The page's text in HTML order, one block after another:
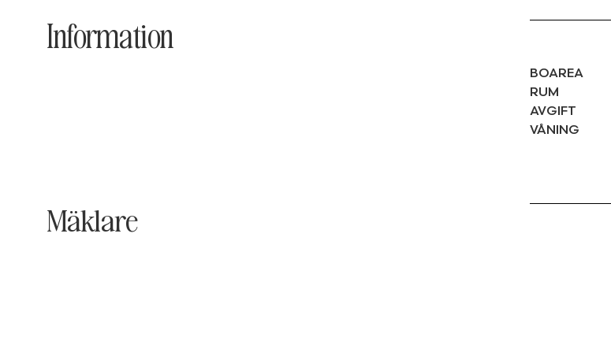
Information
BOAREA
RUM
AVGIFT
VÅNING
Mäklare